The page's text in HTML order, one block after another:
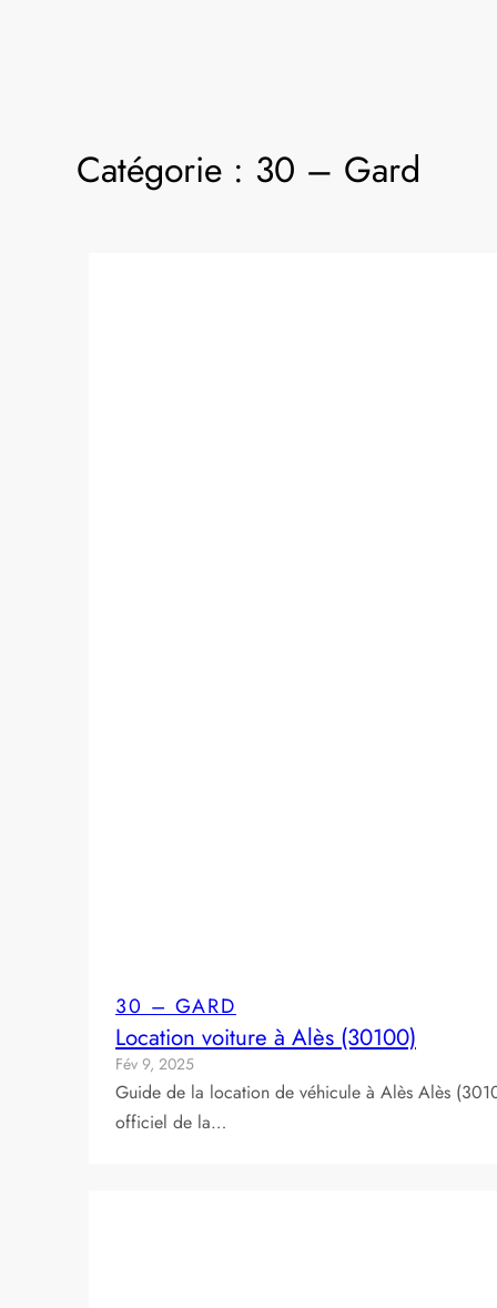
Catégorie : 30 – Gard
30 – GARD
Location voiture à Alès (30100)
Fév 9, 2025
Guide de la location de véhicule à Alès Alès
officiel de la…